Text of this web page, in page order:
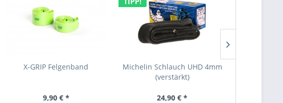
X-GRIP Felgenband
9,90 € *
Michelin Schlauch UHD 4mm
(verstärkt)
24,90 € *